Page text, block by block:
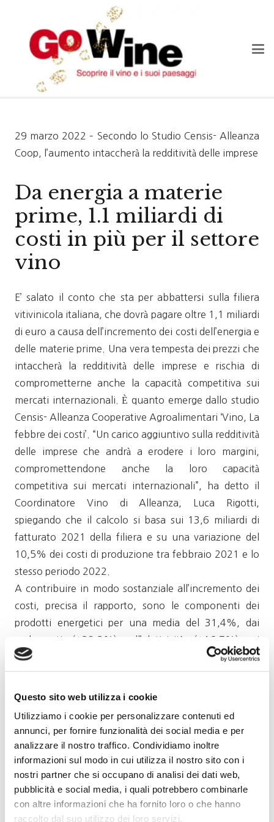
Questo sito web utilizza i cookie
Utilizziamo i cookie per personalizzare contenuti ed
annunci, per fornire funzionalità dei social media e per
analizzare il nostro traffico. Condividiamo inoltre
informazioni sul modo in cui utilizza il nostro sito con i
nostri partner che si occupano di analisi dei dati web,
pubblicità e social media, i quali potrebbero combinarle
con altre informazioni che ha fornito loro o che hanno
raccolto dal suo utilizzo dei loro servizi.
29 marzo 2022 – Secondo lo Studio Censis- Alleanza
Coop, l’aumento intaccherà la redditività delle imprese
Da energia a materie
prime, 1.1 miliardi di
costi in più per il settore
vino
E’ salato il conto che sta per abbattersi sulla filiera
vitivinicola italiana, che dovrà pagare oltre 1,1 miliardi
di euro a causa dell’incremento dei costi dell’energia e
delle materie prime. Una vera tempesta dei prezzi che
intaccherà la redditività delle imprese e rischia di
comprometterne anche la capacità competitiva sui
mercati internazionali. È quanto emerge dallo studio
Censis- Alleanza Cooperative Agroalimentari ‘Vino, La
febbre dei costi’. “Un carico aggiuntivo sulla redditività
delle imprese che andrà a erodere i loro margini,
compromettendone anche la loro capacità
competitiva sui mercati internazionali”, ha detto il
Coordinatore Vino di Alleanza, Luca Rigotti,
spiegando che il calcolo si basa sui 13,6 miliardi di
fatturato 2021 della filiera e su una variazione del
10,5% dei costi di produzione tra febbraio 2021 e lo
stesso periodo 2022.
A contribuire in modo sostanziale all’incremento dei
costi, precisa il rapporto, sono le componenti dei
prodotti energetici per una media del 31,4%, dai
carburanti (+38,3%), all’elettricità (+16,7%), ai
lubrificanti (+70%). In salita del 32,3% anche
fertilizzanti e concimi utilizzati nella coltivazione.
del 2022, quindi al netto degli effetti della guerra,
vedono il vetro crescere dell’8,5%, il sughero del
9,4%e la carta fino al 30%. A tutto questo, ha
proseguito Rigotti, si aggiunge il nodo della
reperibilità e dell’approvvigionamento dei materiali.